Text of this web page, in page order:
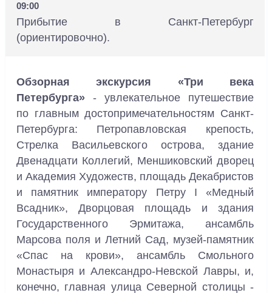
09:00
Прибытие в Санкт-Петербург
(ориентировочно).
Обзорная экскурсия «Три века
Петербурга»- увлекательное путешествие
по главным достопримечательностям Санкт-
Петербурга: Петропавловская крепость,
Стрелка Васильевского острова, здание
Двенадцати Коллегий, Меншиковский дворец
и Академия Художеств, площадь Декабристов
и памятник императору Петру I «Медный
Всадник», Дворцовая площадь и здания
Государственного Эрмитажа, ансамбль
Марсова поля и Летний Сад, музей-памятник
«Спас на крови», ансамбль Смольного
Монастыря и Александро-Невской Лавры, и,
конечно, главная улица Северной столицы -